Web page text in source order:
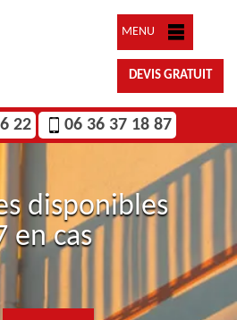
MENU
DEVIS GRATUIT
22 06 36 37 18 87
disponibles
en cas